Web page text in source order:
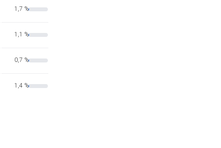
1,7 %
1,1 %
0,7 %
1,4 %